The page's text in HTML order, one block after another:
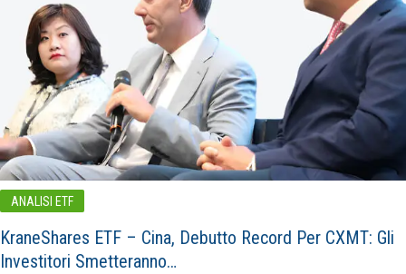
ANALISI ETF
KraneShares ETF – Cina, Debutto Record Per CXMT: Gli
Investitori Smetteranno…